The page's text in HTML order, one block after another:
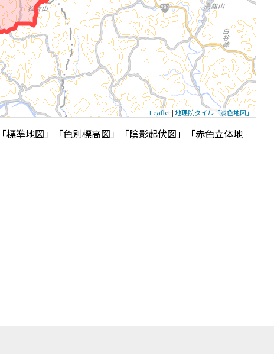
Leaflet|地理院タイル「淡色地図」
準地図」「色別標高図」「陰影起伏図」「赤色立体地